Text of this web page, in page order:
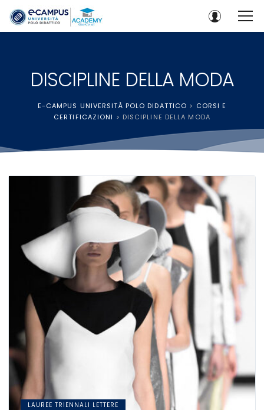
DISCIPLINE DELLA MODA
E-CAMPUS UNIVERSITÀ POLO DIDATTICO > CORSI E
CERTIFICAZIONI > DISCIPLINE DELLA MODA
LAUREE TRIENNALI LETTERE